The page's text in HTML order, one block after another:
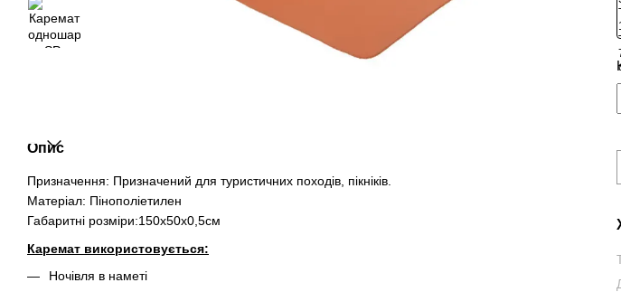
Опис
Призначення: Призначений для туристичних походів, пікніків.
Матеріал: Пінополіетилен
Габаритні розміри:150x50x0,5см
Каремат використовується:
Ночівля в наметі